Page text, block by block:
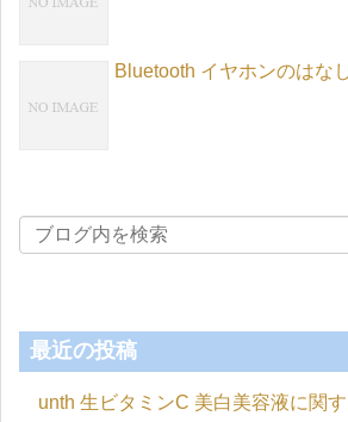
Bluetooth イヤホンのはな
最近の投稿
unth 生ビタミンC 美白美容液に関